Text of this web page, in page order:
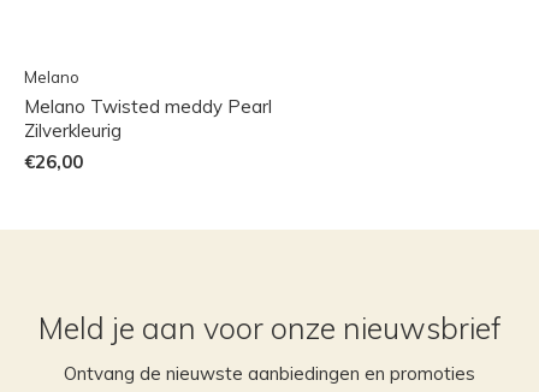
Melano
Melano Twisted meddy Pearl
Zilverkleurig
€26,00
Meld je aan voor onze nieuwsbrief
Ontvang de nieuwste aanbiedingen en promoties